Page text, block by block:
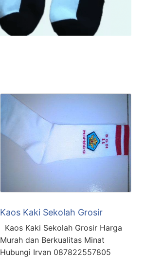
Kaos Kaki Sekolah Grosir
Kaos Kaki Sekolah Grosir Harga
Murah dan Berkualitas Minat
Hubungi Irvan 087822557805